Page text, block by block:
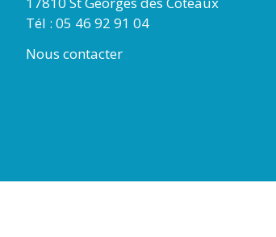
Tél : 05 46 92 91 04
Nous contacter